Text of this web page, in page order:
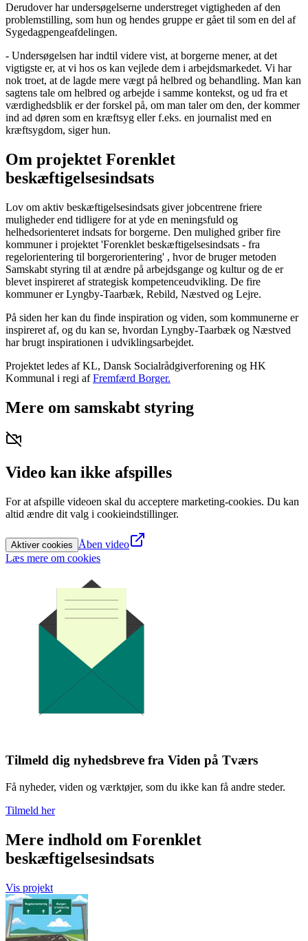
Derudover har undersøgelserne understreget vigtigheden af den
problemstilling, som hun og hendes gruppe er gået til som en del af
Sygedagpengeafdelingen.
- Undersøgelsen har indtil videre vist, at borgerne mener, at det
vigtigste er, at vi hos os kan vejlede dem i arbejdsmarkedet. Vi har
nok troet, at de lagde mere vægt på helbred og behandling. Man kan
sagtens tale om helbred og arbejde i samme kontekst, og ud fra et
værdighedsblik er der forskel på, om man taler om den, der kommer
ind ad døren som en kræftsyg eller f.eks. en journalist med en
kræftsygdom, siger hun.
Om projektet Forenklet
beskæftigelsesindsats
Lov om aktiv beskæftigelsesindsats giver jobcentrene friere
muligheder end tidligere for at yde en meningsfuld og
helhedsorienteret indsats for borgerne. Den mulighed griber fire
kommuner i projektet 'Forenklet beskæftigelsesindsats - fra
regelorientering til borgerorientering' , hvor de bruger metoden
Samskabt styring til at ændre på arbejdsgange og kultur og de er
blevet inspireret af strategisk kompetenceudvikling. De fire
kommuner er Lyngby-Taarbæk, Rebild, Næstved og Lejre.
På siden her kan du finde inspiration og viden, som kommunerne er
inspireret af, og du kan se, hvordan Lyngby-Taarbæk og Næstved
har brugt inspirationen i udviklingsarbejdet.
Projektet ledes af KL, Dansk Socialrådgiverforening og HK
Kommunal i regi afFremfærd Borger.
Mere om samskabt styring
Video kan ikke afspilles
For at afspille videoen skal du acceptere marketing-cookies. Du kan
altid ændre dit valg i cookieindstillinger.
Aktiver cookies
Åben video
Læs mere om cookies
Tilmeld dig nyhedsbreve fra Viden på Tværs
Få nyheder, viden og værktøjer, som du ikke kan få andre steder.
Tilmeld her
Mere indhold om Forenklet
beskæftigelsesindsats
Vis projekt